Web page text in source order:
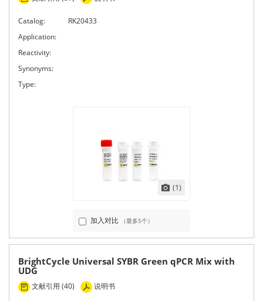
Catalog:
RK20433
Application:
Reactivity:
Synonyms:
Type:
(1)
加入对比 （最多5个）
BrightCycle Universal SYBR Green qPCR Mix with
UDG
文献引用 (40) 说明书